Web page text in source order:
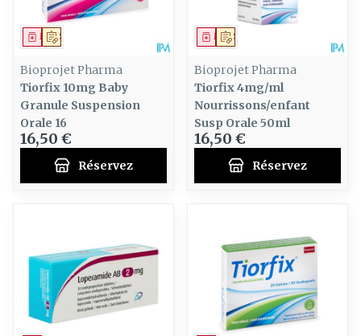
Sur prescription
Médicament
Bioprojet Pharma
Tiorfix 10mg Baby
Granule Suspension
Orale 16
16,50 €
Réservez
Sur prescription
Médicament
Bioprojet Pharma
Tiorfix 4mg/ml
Nourrissons/enfant
Susp Orale 50ml
16,50 €
Réservez